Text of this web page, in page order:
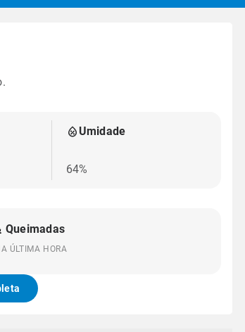
Umidade
64%
Queimadas
ÚLTIMA HORA